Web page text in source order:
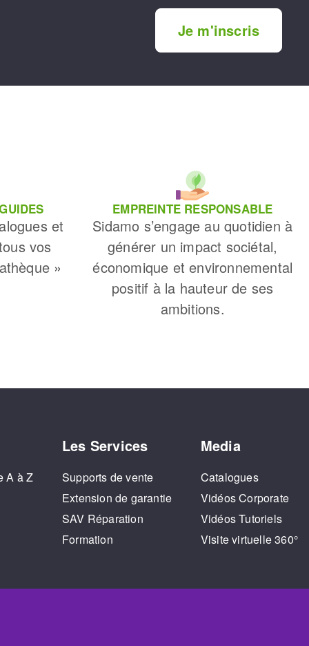
Je m'inscris
et
vos
»
EMPREINTE RESPONSABLE
Sidamo s’engage au quotidien à
générer un impact sociétal,
économique et environnemental
positif à la hauteur de ses
ambitions.
A à Z
Les Services
Supports de vente
Extension de garantie
SAV Réparation
Formation
Media
Catalogues
Vidéos Corporate
Vidéos Tutoriels
Visite virtuelle 360°